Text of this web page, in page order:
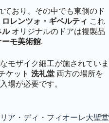
ており、その中でも東側のド
ロレンツォ・ギベルティ これ
ルオリジナルのドアは複製品
ーモ美術館.
モザイク細工が施されていま
ケット 洗礼堂 両方の場所を
場が必要です。
ア・ディ・フィオーレ大聖堂